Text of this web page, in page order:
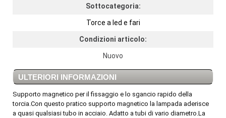
Sottocategoria:
Torce a led e fari
Condizioni articolo:
Nuovo
ULTERIORI INFORMAZIONI
Supporto magnetico per il fissaggio e lo sgancio rapido della
torcia.Con questo pratico supporto magnetico la lampada aderisce
a quasi qualsiasi tubo in acciaio. Adatto a tubi di vario diametro.La